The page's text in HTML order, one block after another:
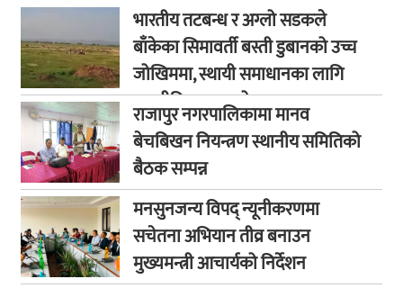
भारतीय तटबन्ध र अग्लो सडकले
बाँकेका सिमावर्ती बस्ती डुबानको उच्च
जोखिममा, स्थायी समाधानका लागि
कूटनीतिक पहलको माग
राजापुर नगरपालिकामा मानव
बेचबिखन नियन्त्रण स्थानीय समितिको
बैठक सम्पन्न
मनसुनजन्य विपद् न्यूनीकरणमा
सचेतना अभियान तीव्र बनाउन
मुख्यमन्त्री आचार्यको निर्देशन